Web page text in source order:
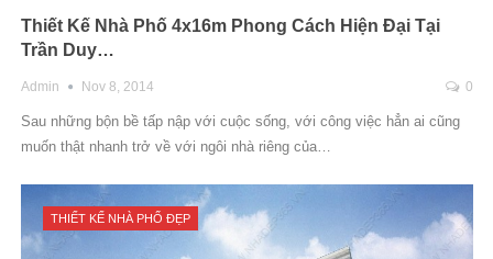
Thiết Kế Nhà Phố 4x16m Phong Cách Hiện Đại Tại
Trần Duy…
Admin Nov 8, 2014 0
Sau những bộn bề tấp nập với cuộc sống, với công việc hẳn ai cũng
muốn thật nhanh trở về với ngôi nhà riêng của…
THIẾT KẾ NHÀ PHỐ ĐẸP